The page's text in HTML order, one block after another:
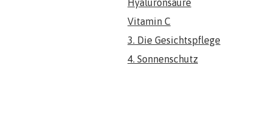
Hyaluronsäure
Vitamin C
3. Die Gesichtspflege
4. Sonnenschutz